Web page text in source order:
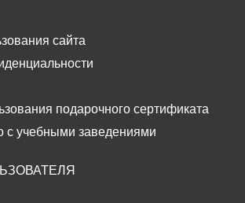
сайта
подарочного сертификата
с учебными заведениями